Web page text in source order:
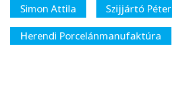
Simon Attila
Szijjártó Péter
Herendi Porcelánmanufaktúra